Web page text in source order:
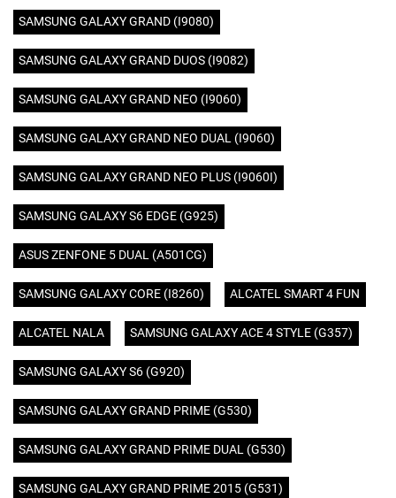
SAMSUNG GALAXY GRAND (I9080)
SAMSUNG GALAXY GRAND DUOS (I9082)
SAMSUNG GALAXY GRAND NEO (I9060)
SAMSUNG GALAXY GRAND NEO DUAL (I9060)
SAMSUNG GALAXY GRAND NEO PLUS (I9060I)
SAMSUNG GALAXY S6 EDGE (G925)
ASUS ZENFONE 5 DUAL (A501CG)
SAMSUNG GALAXY CORE (I8260) ALCATEL SMART 4 FUN
ALCATEL NALA SAMSUNG GALAXY ACE 4 STYLE (G357)
SAMSUNG GALAXY S6 (G920)
SAMSUNG GALAXY GRAND PRIME (G530)
SAMSUNG GALAXY GRAND PRIME DUAL (G530)
SAMSUNG GALAXY GRAND PRIME 2015 (G531)